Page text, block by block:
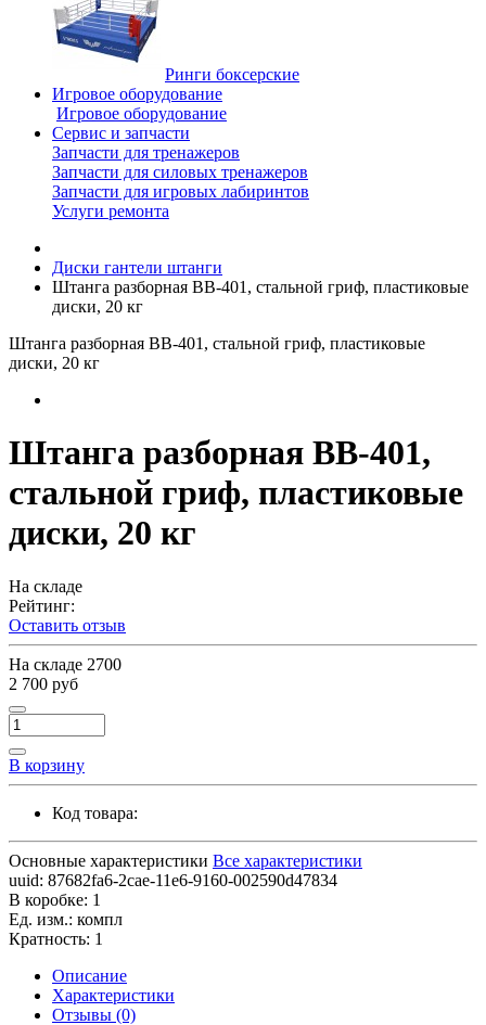
Ринги боксерские
Игровое оборудование
Игровое оборудование
Сервис и запчасти
Запчасти для тренажеров
Запчасти для силовых тренажеров
Запчасти для игровых лабиринтов
Услуги ремонта
Диски гантели штанги
Штанга разборная BB-401, стальной гриф, пластиковые
диски, 20 кг
Штанга разборная BB-401, стальной гриф, пластиковые
диски, 20 кг
Штанга разборная BB-401,
стальной гриф, пластиковые
диски, 20 кг
На складе
Рейтинг:
Оставить отзыв
На складе 2700
2 700 руб
В корзину
Код товара:
Основные характеристики Все характеристики
uuid: 87682fa6-2cae-11e6-9160-002590d47834
В коробке: 1
Ед. изм.: компл
Кратность: 1
Описание
Характеристики
Отзывы (0)